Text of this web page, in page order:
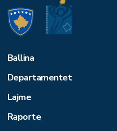
Ballina
Departamentet
Lajme
Raporte